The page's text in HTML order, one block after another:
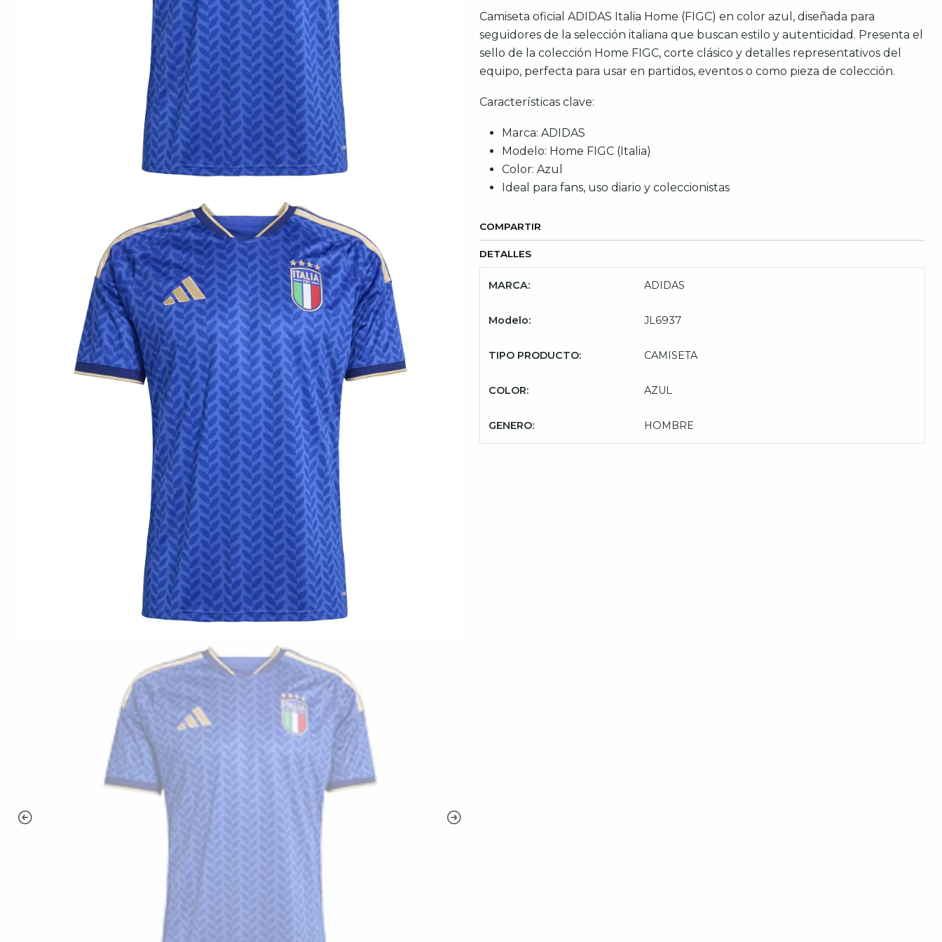
Camiseta oficial ADIDAS Italia Home (FIGC) en color azul, diseñada para
seguidores de la selección italiana que buscan estilo y autenticidad. Presenta el
sello de la colección Home FIGC, corte clásico y detalles representativos del
equipo, perfecta para usar en partidos, eventos o como pieza de colección.
Características clave:
Marca: ADIDAS
Modelo: Home FIGC (Italia)
Color: Azul
Ideal para fans, uso diario y coleccionistas
COMPARTIR
DETALLES
MARCA: ADIDAS
Modelo: JL6937
TIPO PRODUCTO: CAMISETA
COLOR: AZUL
GENERO: HOMBRE